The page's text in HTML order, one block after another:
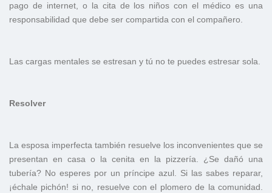
pago de internet, o la cita de los niños con el médico es una
responsabilidad que debe ser compartida con el compañero.
Las cargas mentales se estresan y tú no te puedes estresar sola.
Resolver
La esposa imperfecta también resuelve los inconvenientes que se
presentan en casa o la cenita en la pizzería. ¿Se dañó una
tubería? No esperes por un príncipe azul. Si las sabes reparar,
¡échale pichón! si no, resuelve con el plomero de la comunidad.